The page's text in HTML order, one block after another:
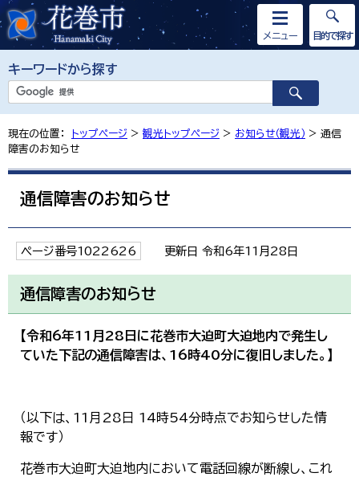
キーワードから探す
メニュー 目的で探す
現在の位置： トップページ > 観光トップページ > お知らせ（観光） > 通信
障害のお知らせ
通信障害のお知らせ
ページ番号1022626 更新日 令和6年11月28日
通信障害のお知らせ
【令和6年11月28日に花巻市大迫町大迫地内で発生し
ていた下記の通信障害は、16時40分に復旧しました。】
（以下は、11月28日 14時54分時点でお知らせした情
報です）
花巻市大迫町大迫地内において電話回線が断線し、これ